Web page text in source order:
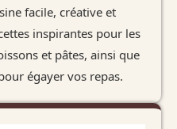
facile, créative et
inspirantes pour les
et pâtes, ainsi que
égayer vos repas.